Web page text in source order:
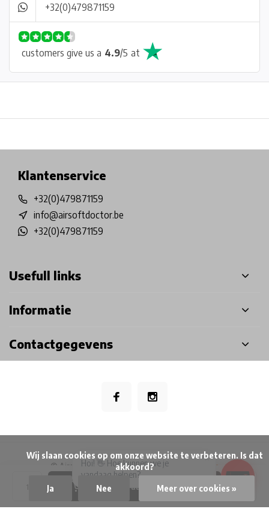
Toevoegen aan winkelwagen
+32(0)479871159
customers give us a 4.9/5 at
Klantenservice
+32(0)479871159
info@airsoftdoctor.be
+32(0)479871159
Usefull links
Informatie
Contactgegevens
Privacy Policy Algemene voorwaarden Sitemap
© Airsoft Doctor BV- Theme made by Webdinge
akkoord?
Ja Nee Meer over cookies »
×
Hoi! 👋 Hoe kunnen we je
vandaag helpen?